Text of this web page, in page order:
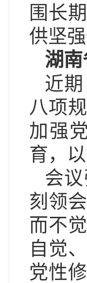
围长
供坚强
湖
近
八项
加强
育，
会
刻领
而不
自觉
党性